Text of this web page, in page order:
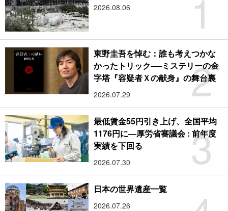
1
2026.08.06
2
東野圭吾を悼む：誰も考えつかな
かったトリック──ミステリーの金
字塔『容疑者Ｘの献身』の舞台裏
2026.07.29
3
最低賃金55円引き上げ、全国平均
1176円に―厚労省審議会 : 前年度
実績を下回る
2026.07.30
日本の世界遺産一覧
2026.07.26